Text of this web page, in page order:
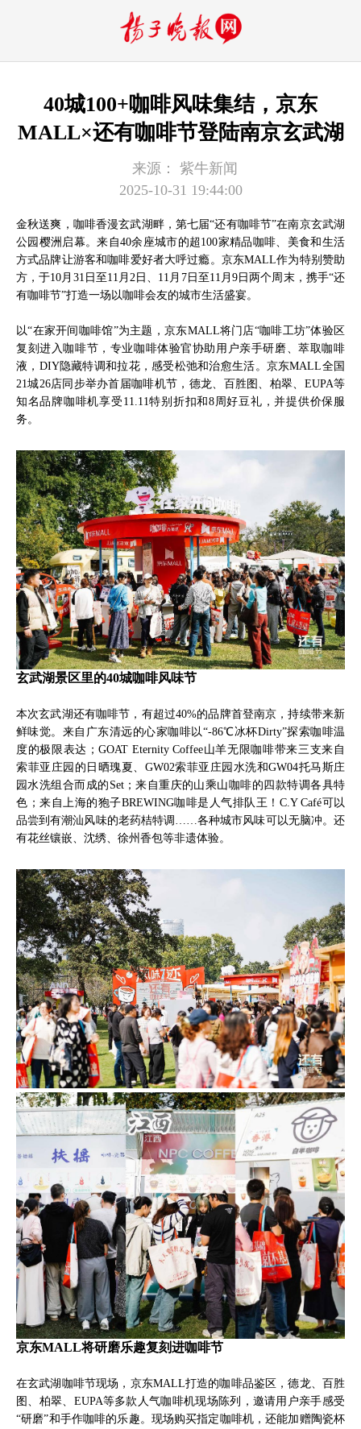
40城100+咖啡风味集结，京东
MALL×还有咖啡节登陆南京玄武湖
来源：
紫牛新闻
2025-10-31 19:44:00
金秋送爽，咖啡香漫玄武湖畔，第七届“还有咖啡节”在南京玄武湖
公园樱洲启幕。来自40余座城市的超100家精品咖啡、美食和生活
方式品牌让游客和咖啡爱好者大呼过瘾。京东MALL作为特别赞助
方，于10月31日至11月2日、11月7日至11月9日两个周末，携手“还
有咖啡节”打造一场以咖啡会友的城市生活盛宴。
以“在家开间咖啡馆”为主题，京东MALL将门店“咖啡工坊”体验区
复刻进入咖啡节，专业咖啡体验官协助用户亲手研磨、萃取咖啡
液，DIY隐藏特调和拉花，感受松弛和治愈生活。京东MALL全国
21城26店同步举办首届咖啡机节，德龙、百胜图、柏翠、EUPA等
知名品牌咖啡机享受11.11特别折扣和8周好豆礼，并提供价保服
务。
玄武湖景区里的40城咖啡风味节
本次玄武湖还有咖啡节，有超过40%的品牌首登南京，持续带来新
鲜味觉。来自广东清远的心家咖啡以“-86℃冰杯Dirty”探索咖啡温
度的极限表达；GOAT Eternity Coffee山羊无限咖啡带来三支来自
索菲亚庄园的日晒瑰夏、GW02索菲亚庄园水洗和GW04托马斯庄
园水洗组合而成的Set；来自重庆的山乘山咖啡的四款特调各具特
色；来自上海的狍子BREWING咖啡是人气排队王！C.Y Café可以
品尝到有潮汕风味的老药桔特调……各种城市风味可以无脑冲。还
有花丝镶嵌、沈绣、徐州香包等非遗体验。
京东MALL将研磨乐趣复刻进咖啡节
在玄武湖咖啡节现场，京东MALL打造的咖啡品鉴区，德龙、百胜
图、柏翠、EUPA等多款人气咖啡机现场陈列，邀请用户亲手感受
“研磨”和手作咖啡的乐趣。现场购买指定咖啡机，还能加赠陶瓷杯